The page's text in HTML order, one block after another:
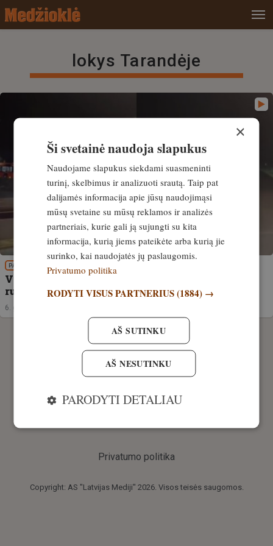
lokys Tarandėje
PATIRTIS
VIDEO! Vilniaus rajone, Tarandėje vėl pastebėtas
rudasis lokys. Kodėl jis sugrįžo?
6. gegužė, 2026
Copyright: AS "Latvijas Mediji" 2026. Visos teisės saugomos.
Privatumo politika
×
Ši svetainė naudoja slapukus
Naudojame slapukus siekdami suasmeninti
turinį, skelbimus ir analizuoti srautą. Taip pat
dalijamės informacija apie jūsų naudojimąsi
mūsų svetaine su mūsų reklamos ir analizės
partneriais, kurie gali ją sujungti su kita
informacija, kurią jiems pateikėte arba kurią jie
surinko, kai naudojatės jų paslaugomis.
Privatumo politika
RODYTI VISUS PARTNERIUS(1884) →
AŠ SUTINKU
AŠ NESUTINKU
PARODYTI DETALIAU